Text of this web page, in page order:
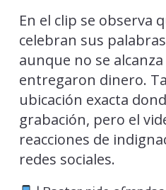
En el clip se observa
celebran sus
aunque no se
entregaron dinero.
ubicación exacta
grabación, pero el
reacciones de
redes sociales.